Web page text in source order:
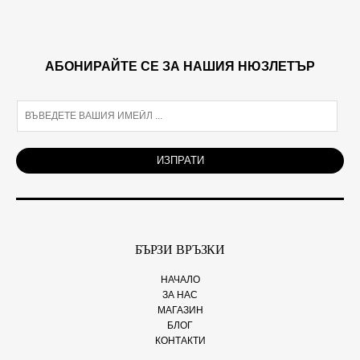
АБОНИРАЙТЕ СЕ ЗА НАШИЯ НЮЗЛЕТЪР
i
l
ИЗПРАТИ
БЪРЗИ ВРЪЗКИ
НАЧАЛО
ЗА НАС
МАГАЗИН
БЛОГ
КОНТАКТИ